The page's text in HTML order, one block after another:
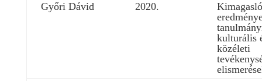
Győri Dávid
2020.
kulturális
közéleti